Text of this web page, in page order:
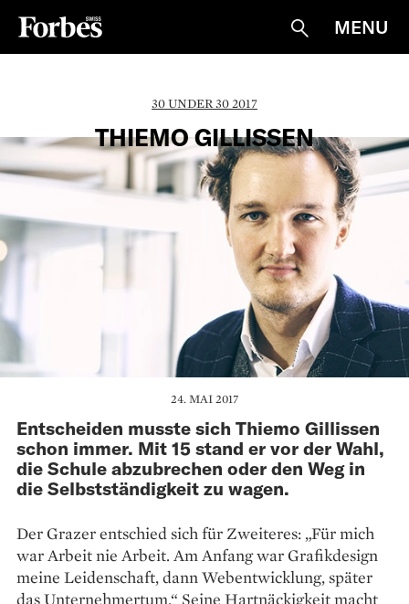
Suche
MENU
30 UNDER 30 2017
THIEMO GILLISSEN
24. MAI 2017
Entscheiden musste sich Thiemo Gillissen
schon immer. Mit 15 stand er vor der Wahl,
die Schule abzubrechen oder den Weg in
die Selbstständigkeit zu wagen.
Der Grazer entschied sich für Zweiteres: „Für mich
war Arbeit nie Arbeit. Am Anfang war Grafikdesign
meine Leidenschaft, dann Webentwicklung, später
das Unternehmertum.“ Seine Hartnäckigkeit macht